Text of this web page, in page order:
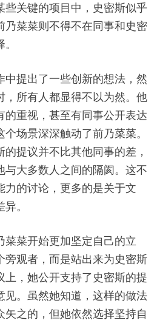
些关键的项目中，史密斯似乎
乃菜菜则不得不在同事和史密
中提出了一些创新的想法，然
，所有人都显得不以为然。他
的重视，甚至有同事公开表达
场景深深触动了前乃菜菜。
提议并不比其他同事的差，
与大多数人之间的隔阂。这不
力的讨论，更多的是关于文
。
菜菜开始更加坚定自己的立
旁观者，而是站出来为史密斯
上，她公开支持了史密斯的提
见。虽然她知道，这样的做法
之的，但她依然选择坚持自